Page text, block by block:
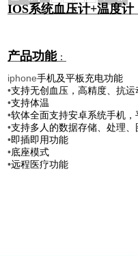
IOS系统血压计+温度计
产品功能：
iphone手机及平板充电功能
•支持无创血压，高精度、抗
•支持体温
•软体全面支持安卓系统手机，
•支持多人的数据存储、处理、
•即插即用功能
•底座模式
•远程医疗功能